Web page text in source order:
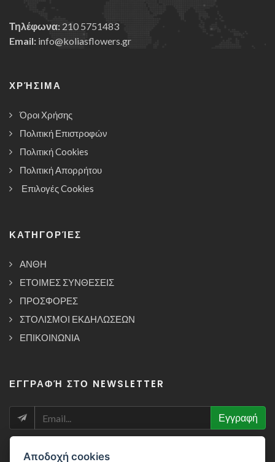
Τηλέφωνα: 210 5751483
Email: info@koliasflowers.gr
ΧΡΉΣΙΜΑ
Όροι Χρήσης
Πολιτική Επιστροφών
Πολιτική Cookies
Πολιτική Απορρήτου
Επιλογές Cookies
ΚΑΤΗΓΟΡΊΕΣ
ΑΝΘΗ
ΕΤΟΙΜΕΣ ΣΥΝΘΕΣΕΙΣ
ΠΡΟΣΦΟΡΕΣ
ΣΤΟΛΙΣΜΟΙ ΕΚΔΗΛΩΣΕΩΝ
ΕΠΙΚΟΙΝΩΝΙΑ
ΕΓΓΡΑΦΉ ΣΤΟ NEWSLETTER
NEWSLETTER
Εγγραφή
Αποδοχή cookies